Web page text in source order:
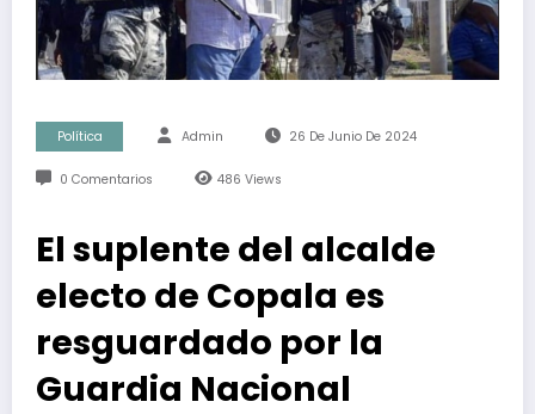
Política Admin 26 De Junio De 2024
0 Comentarios 486 Views
El suplente del alcalde
electo de Copala es
resguardado por la
Guardia Nacional